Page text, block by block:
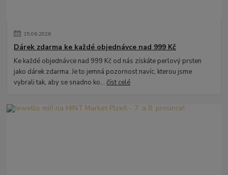
15.06.2026
Dárek zdarma ke každé objednávce nad 999 Kč
Ke každé objednávce nad 999 Kč od nás získáte perlový prsten
jako dárek zdarma. Je to jemná pozornost navíc, kterou jsme
vybrali tak, aby se snadno ko...číst celé